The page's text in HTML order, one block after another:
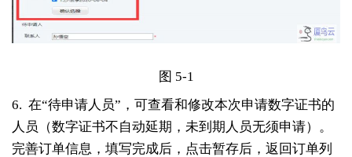
图 5-1
6. 在“待申请人员”，可查看和修改本次申请数字证书的
人员（数字证书不自动延期，未到期人员无须申请）。
完善订单信息，填写完成后，点击暂存后，返回订单列